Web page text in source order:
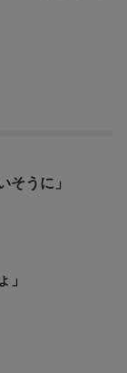
そうに」
」